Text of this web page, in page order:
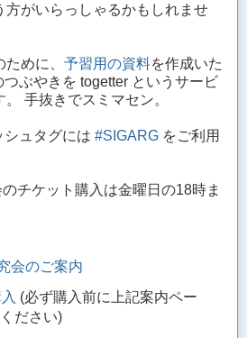
方がいらっしゃるかもしれませ
めに、 予習用の資料を作成いた
つぶやきを togetter というサービ
手抜きでスミマセン。
シュタグには #SIGARG をご利用
チケット購入は金曜日の18時ま
会のご案内
(必ず購入前に上記案内ペー
ださい)